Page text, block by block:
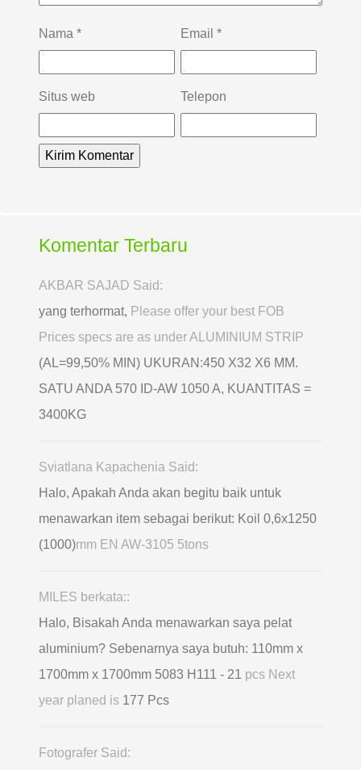
Nama * Email *
Situs web Telepon
Komentar Terbaru
AKBAR SAJAD Said:
yang terhormat, Please offer your best FOB
Prices specs are as under ALUMINIUM STRIP
(AL=99,50% MIN) UKURAN:450 X32 X6 MM.
SATU ANDA 570 ID-AW 1050 A, KUANTITAS =
3400KG
Sviatlana Kapachenia Said:
Halo, Apakah Anda akan begitu baik untuk
menawarkan item sebagai berikut: Koil 0,6х1250
(1000)mm EN AW-3105 5tons
MILES berkata::
Halo, Bisakah Anda menawarkan saya pelat
aluminium? Sebenarnya saya butuh: 110mm x
1700mm x 1700mm 5083 H111 - 21 pcs Next
year planed is 177 Pcs
Fotografer Said: